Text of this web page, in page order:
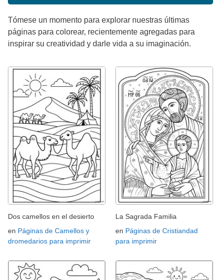
Tómese un momento para explorar nuestras últimas
páginas para colorear, recientemente agregadas para
inspirar su creatividad y darle vida a su imaginación.
Dos camellos en el desierto
en Páginas de Camellos y
dromedarios para imprimir
La Sagrada Familia
en Páginas de Cristiandad
para imprimir